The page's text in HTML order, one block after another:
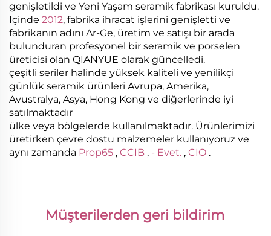
genişletildi ve Yeni Yaşam seramik fabrikası kuruldu.
Içinde 2012, fabrika ihracat işlerini genişletti ve
fabrikanın adını Ar-Ge, üretim ve satışı bir arada
bulunduran profesyonel bir seramik ve porselen
üreticisi olan QIANYUE olarak güncelledi.
çeşitli seriler halinde yüksek kaliteli ve yenilikçi
günlük seramik ürünleri Avrupa, Amerika,
Avustralya, Asya, Hong Kong ve diğerlerinde iyi
satılmaktadır
ülke veya bölgelerde kullanılmaktadır. Ürünlerimizi
üretirken çevre dostu malzemeler kullanıyoruz ve
aynı zamanda Prop65 , CCIB , - Evet. , CIO .
Müşterilerden geri bildirim